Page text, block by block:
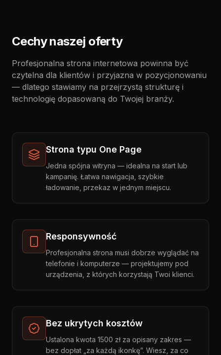
Cechy naszej oferty
Profesjonalna strona internetowa powinna być
czytelna dla klientów i przyjazna w pozycjonowaniu
— dlatego stawiamy na przejrzystą strukturę i
technologię dopasowaną do Twojej branży.
Strona typu One Page
Jedna spójna witryna — idealna na start lub
kampanię. Łatwa nawigacja, szybkie
ładowanie, przekaz w jednym miejscu.
Responsywność
Profesjonalna strona musi dobrze wyglądać na
telefonie i komputerze — projektujemy pod
urządzenia, z których korzystają Twoi klienci.
Bez ukrytych kosztów
Ustalona kwota 1500 zł za opisany zakres —
bez dopłat „za każdą ikonkę”. Wiesz, za co